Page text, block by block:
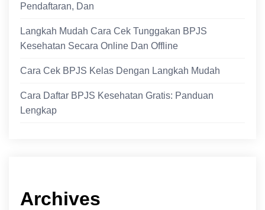
Pendaftaran, Dan
Langkah Mudah Cara Cek Tunggakan BPJS
Kesehatan Secara Online Dan Offline
Cara Cek BPJS Kelas Dengan Langkah Mudah
Cara Daftar BPJS Kesehatan Gratis: Panduan
Lengkap
Archives